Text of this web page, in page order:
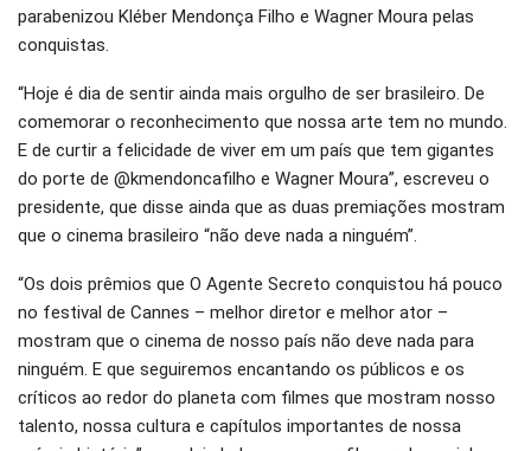
parabenizou Kléber Mendonça Filho e Wagner Moura pelas
conquistas.
“Hoje é dia de sentir ainda mais orgulho de ser brasileiro. De
comemorar o reconhecimento que nossa arte tem no mundo.
E de curtir a felicidade de viver em um país que tem gigantes
do porte de @kmendoncafilho e Wagner Moura”, escreveu o
presidente, que disse ainda que as duas premiações mostram
que o cinema brasileiro “não deve nada a ninguém”.
“Os dois prêmios que O Agente Secreto conquistou há pouco
no festival de Cannes – melhor diretor e melhor ator –
mostram que o cinema de nosso país não deve nada para
ninguém. E que seguiremos encantando os públicos e os
críticos ao redor do planeta com filmes que mostram nosso
talento, nossa cultura e capítulos importantes de nossa